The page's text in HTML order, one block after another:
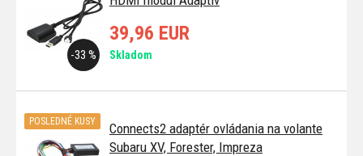
-33 %
39,96 EUR
Skladom
Connects2 adaptér ovládania na volante
Subaru XV, Forester, Impreza
POSLEDNÉ KUSY